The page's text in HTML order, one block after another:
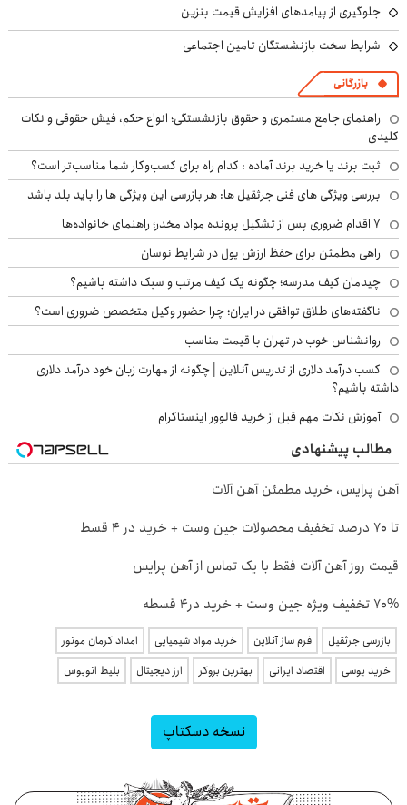
جلوگیری از پیامدهای افزایش قیمت بنزین
شرایط سخت بازنشستگان تامین اجتماعی
بازرگانی
راهنمای جامع مستمری و حقوق بازنشستگی؛ انواع حکم، فیش حقوقی و نکات
کلیدی
ثبت برند یا خرید برند آماده : کدام راه برای کسب‌وکار شما مناسب‌تر است؟
بررسی ویژگی های فنی جرثقیل ها: هر بازرسی این ویژگی ها را باید بلد باشد
۷ اقدام ضروری پس از تشکیل پرونده مواد مخدر؛ راهنمای خانواده‌ها
راهی مطمئن برای حفظ ارزش پول در شرایط نوسان
چیدمان کیف مدرسه؛ چگونه یک کیف مرتب و سبک داشته باشیم؟
ناگفته‌های طلاق توافقی در ایران؛ چرا حضور وکیل متخصص ضروری است؟
روانشناس خوب در تهران با قیمت مناسب
کسب درآمد دلاری از تدریس آنلاین | چگونه از مهارت زبان خود درآمد دلاری
داشته باشیم؟
آموزش نکات مهم قبل از خرید فالوور اینستاگرام
مطالب پیشنهادی
آهن پرایس، خرید مطمئن آهن آلات
تا 70 درصد تخفیف محصولات جین وست + خرید در 4 قسط
قیمت روز آهن آلات فقط با یک تماس از آهن پرایس
70% تخفیف ویژه جین وست + خرید در4 قسطه
بازرسی جرثقیل فرم ساز آنلاین خرید مواد شیمیایی
امداد کرمان موتور
خرید یوسی
اقتصاد ایرانی بهترین بروکر ارز دیجیتال بلیط اتوبوس
نسخه دسکتاپ